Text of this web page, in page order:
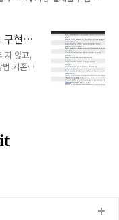
- [개발 서적 기록/오브
magenta-
디자인패턴을 사용하
부모 클래스에 기본적인 알고
구현하
지 않고,
기존에
는 모든
터페이